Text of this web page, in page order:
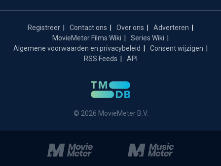
Registreer Contact ons Over ons
Adverteren
MovieMeter Films Wiki
Series Wiki
Algemene voorwaarden en privacybeleid
Consent wijzigen
RSS Feeds
API
© 2026 MovieMeter B.V.